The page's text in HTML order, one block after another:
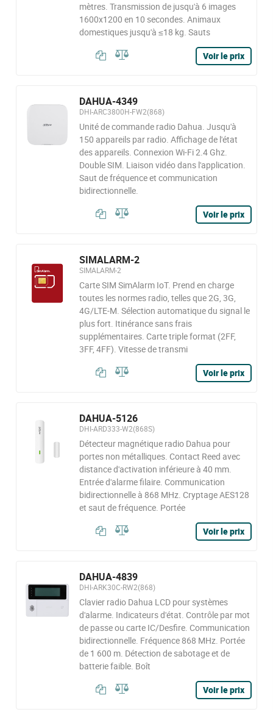
mètres. Transmission de jusqu'à 6 images
1600x1200 en 10 secondes. Animaux
domestiques jusqu'à ≤18 kg. Sauts
Voir le prix
DAHUA-4349
DHI-ARC3800H-FW2(868)
Unité de commande radio Dahua. Jusqu'à
150 appareils par radio. Affichage de l'état
des appareils. Connexion Wi-Fi 2.4 Ghz.
Double SIM. Liaison vidéo dans l'application.
Saut de fréquence et communication
bidirectionnelle.
Voir le prix
SIMALARM-2
SIMALARM-2
Carte SIM SimAlarm IoT. Prend en charge
toutes les normes radio, telles que 2G, 3G,
4G/LTE-M. Sélection automatique du signal le
plus fort. Itinérance sans frais
supplémentaires. Carte triple format (2FF,
3FF, 4FF). Vitesse de transmi
Voir le prix
DAHUA-5126
DHI-ARD333-W2(868S)
Détecteur magnétique radio Dahua pour
portes non métalliques. Contact Reed avec
distance d'activation inférieure à 40 mm.
Entrée d'alarme filaire. Communication
bidirectionnelle à 868 MHz. Cryptage AES128
et saut de fréquence. Portée
Voir le prix
DAHUA-4839
DHI-ARK30C-RW2(868)
Clavier radio Dahua LCD pour systèmes
d'alarme. Indicateurs d'état. Contrôle par mot
de passe ou carte IC/Desfire. Communication
bidirectionnelle. Fréquence 868 MHz. Portée
de 1 600 m. Détection de sabotage et de
batterie faible. Boît
Voir le prix